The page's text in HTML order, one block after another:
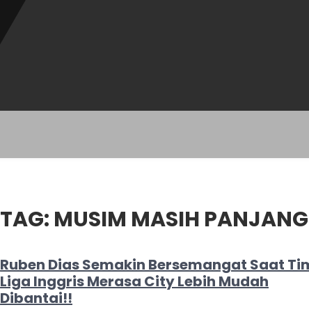
TAG: MUSIM MASIH PANJANG
Ruben Dias Semakin Bersemangat Saat
Liga Inggris Merasa City Lebih Mudah
Dibantai!!